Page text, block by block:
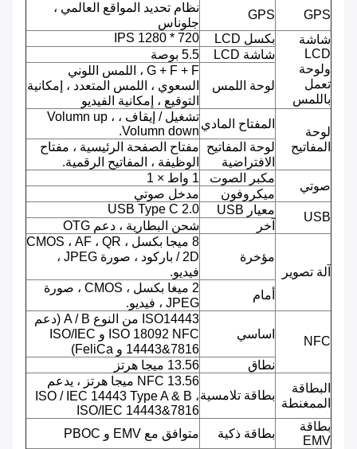
GPS
GPS
نظام تحديد المواقع العالمي ،
جلوناس
شاشة
LCD
ولوحة
تعمل
باللمس
بكسل LCD
720 * 1280 IPS
شاشة LCD
5.5 بوصة
لوحة اللمس
G + F + F ، اللمس اللوني
السعوي ، اللمس المتعدد ، إمكانية
التوقيع ، إمكانية الفيديو
لوحة
المفاتيح
المفتاح المادي
تشغيل / إيقاف ، Volumn up ،
Volumn down.
لوحة المفاتيح
الافتراضية
مفتاح الصفحة الرئيسية ، مفتاح
الوظيفة ، المفاتيح الرقمية.
صوتي
مكبر الصوت
1 واط × 1
ميكروفون
مدخل صوتي
USB
معيار USB
USB Type C 2.0
آخر
شحن البطارية ، دعم OTG
آلة تصوير
مؤخرة
8 ميجا بكسل ، CMOS ، AF ، QR
/ 2D باركود ، صورة JPEG ،
فيديو.
أمام
2 ميغا بكسل ، CMOS ، صورة
JPEG ، فيديو.
NFC
اساسي
ISO14443 من النوع A / B (دعم
ISO 18092 NFC و ISO/IEC
14443&7816 و FeliCa)
نطاق
13.56 ميجا هرتز
البطاقة
الممغنطة
بطاقة تلامسية
NFC 13.56 ميجا هرتز ، يدعم
ISO / IEC 14443 Type A & B ،
ISO/IEC 14443&7816
بطاقة
EMV
بطاقة ذكية متوافق مع EMV و PBOC